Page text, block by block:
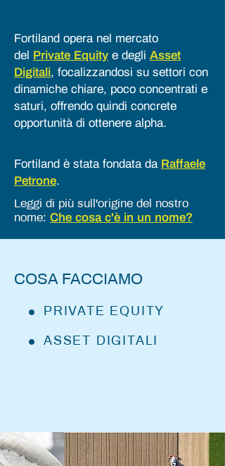
Fortiland opera nel mercato
del Private Equity e degli Asset
Digitali, focalizzandosi su settori con
dinamiche chiare, poco concentrati e
saturi, offrendo quindi concrete
opportunità di ottenere alpha.
Fortiland è stata fondata da Raffaele
Petrone.
Leggi di più sull'origine del nostro
nome: Che cosa c'è in un nome?
COSA FACCIAMO
PRIVATE EQUITY
ASSET DIGITALI